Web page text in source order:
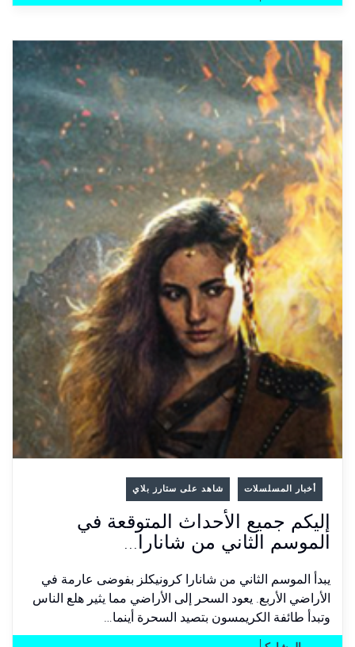
أخبار المسلسلات شاهد على ستارز بلاي
إليكم جميع الأحداث المتوقعة في
الموسم الثاني من شانارا...
يبدأ الموسم الثاني من شانارا كرونيكلز بفوضى عارمة في
الأراضي الأربع. يعود السحر إلى الأراضي مما يثير هلع الناس
وتبدأ طائفة الكريمسون بتصيد السحرة أينما…